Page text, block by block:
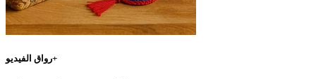
رواق الفيديو+